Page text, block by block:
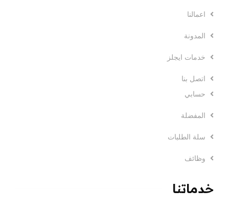
اعمالنا
المدونة
خدمات ايجلز
اتصل بنا
حسابي
المفضلة
سلة الطلبات
وظائف
خدماتنا